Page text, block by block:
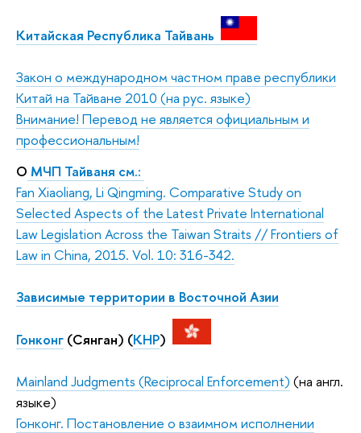
Китайская Республика Тайвань
Закон о международном частном праве республики
Китай на Тайване 2010 (на рус. языке)
Внимание! Перевод не является официальным и
профессиональным!
О МЧП Тайваня см.:
Fan Xiaoliang, Li Qingming. Comparative Study on
Selected Aspects of the Latest Private International
Law Legislation Across the Taiwan Straits // Frontiers of
Law in China, 2015. Vol. 10: 316-342.
Зависимые территории в Восточной Азии
Гонконг (Сянган) (КНР)
Mainland Judgments (Reciprocal Enforcement) (на англ.
языке)
Гонконг. Постановление о взаимном исполнении